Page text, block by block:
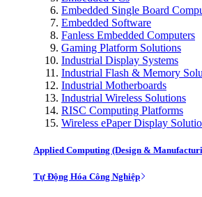
Embedded Single Board
Embedded Software
Fanless Embedded Computers
Gaming Platform Solutions
Industrial Display Systems
Industrial Flash & Memory
Industrial Motherboards
Industrial Wireless Solutions
RISC Computing Platforms
Wireless ePaper Display
Applied Computing (Design &
Tự Động Hóa Công Nghiệp